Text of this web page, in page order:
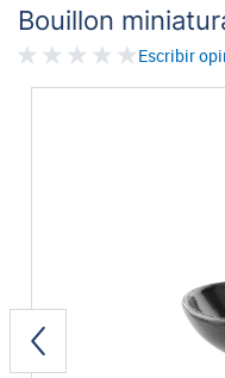
Bouillon
Escribir